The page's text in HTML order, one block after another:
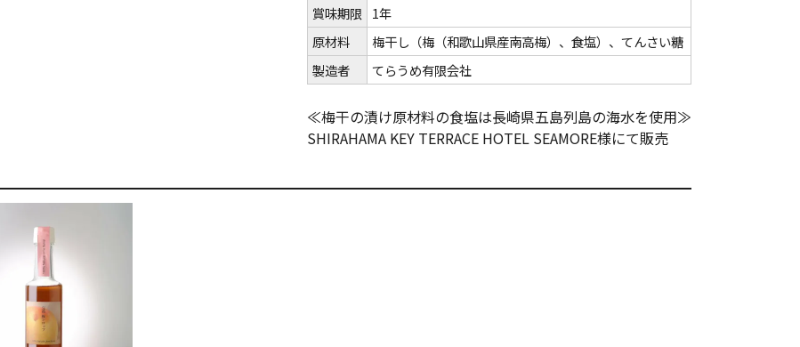
賞味期限
1年
原材料
梅干し（梅（和歌山県産南高梅）、食塩）、てんさい糖
製造者
てらうめ有限会社
≪梅干の漬け原材料の食塩は長崎県五島列島の海水を使用≫
SHIRAHAMA KEY TERRACE HOTEL SEAMORE様にて販売